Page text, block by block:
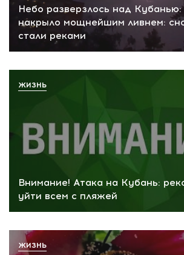
Небо разверзлось над
накрыло мощнейшим ливнем:
стали реками
Внимание! Атака на Кубань:
уйти всем с пляжей
ЖИЗНЬ
ЖИЗНЬ